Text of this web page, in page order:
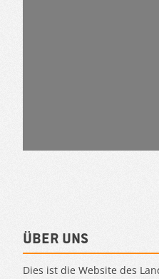
Über uns
Dies ist die Website des